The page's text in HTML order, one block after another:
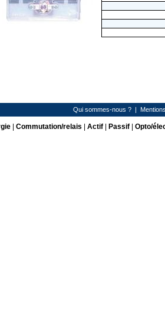
Qui sommes-nous ? |
| Commutation/relais Actif| Passif| Opto/